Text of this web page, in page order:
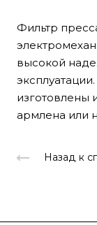
Фильтр
высокой
изготовлены
армлена или
Назад к